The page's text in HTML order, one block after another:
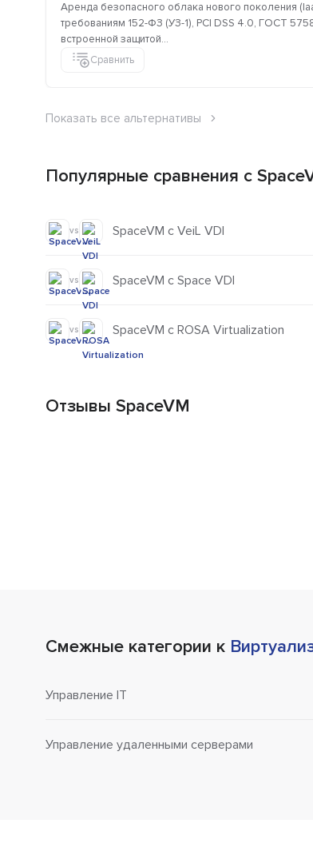
Аренда безопасного облака нового поколения
требованиям 152-ФЗ (УЗ-1), PCI DSS 4.0, ГОСТ
встроенной защитой...
Сравнить
Показать все альтернативы
Популярные сравнения с
vs SpaceVM с VeiL VDI
vs SpaceVM с Space VDI
vs SpaceVM с ROSA Virtualization
Отзывы SpaceVM
Смежные категории к
Управление IT
Управление удаленными серверами